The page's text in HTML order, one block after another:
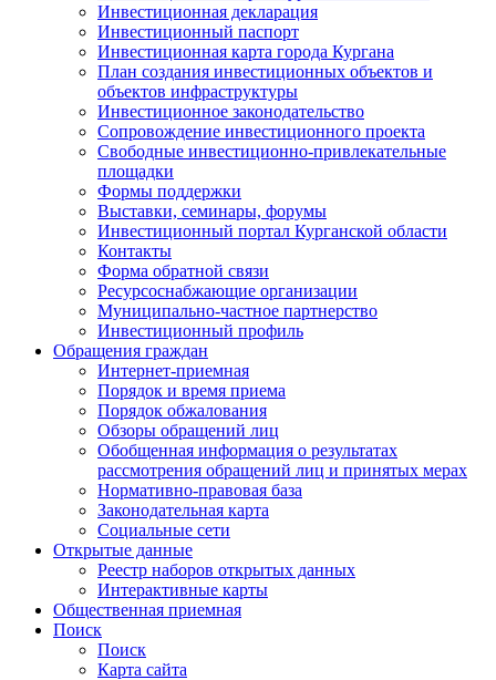
Инвестиционная декларация
Инвестиционный паспорт
Инвестиционная карта города Кургана
План создания инвестиционных объектов и
объектов инфраструктуры
Инвестиционное законодательство
Сопровождение инвестиционного проекта
Свободные инвестиционно-привлекательные
площадки
Формы поддержки
Выставки, семинары, форумы
Инвестиционный портал Курганской области
Контакты
Форма обратной связи
Ресурсоснабжающие организации
Муниципально-частное партнерство
Инвестиционный профиль
Обращения граждан
Интернет-приемная
Порядок и время приема
Порядок обжалования
Обзоры обращений лиц
Обобщенная информация о результатах
рассмотрения обращений лиц и принятых мерах
Нормативно-правовая база
Законодательная карта
Социальные сети
Открытые данные
Реестр наборов открытых данных
Интерактивные карты
Общественная приемная
Поиск
Поиск
Карта сайта